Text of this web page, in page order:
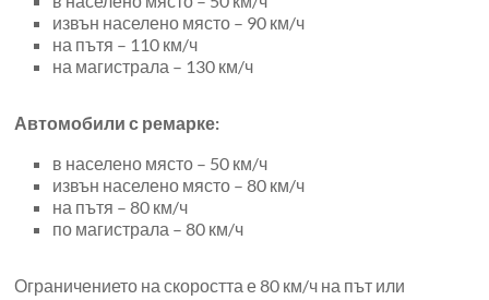
извън населено място – 90 км/ч
на пътя – 110 км/ч
на магистрала – 130 км/ч
Автомобили с ремарке:
в населено място – 50 км/ч
извън населено място – 80 км/ч
на пътя – 80 км/ч
по магистрала – 80 км/ч
Ограничението на скоростта е 80 км/ч на път или